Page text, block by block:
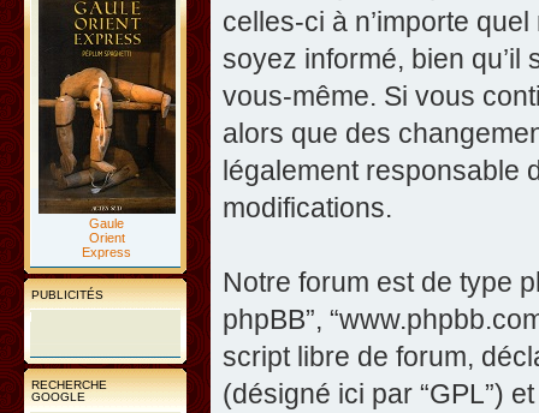
Gaule
Orient
Express
PUBLICITÉS
RECHERCHE
GOOGLE
celles-ci à n’importe
soyez informé, bien
vous-même. Si vous
alors que des
légalement responsable
modifications.
Notre forum est de type
phpBB”,
script libre de forum,
(désigné ici par “GPL”)